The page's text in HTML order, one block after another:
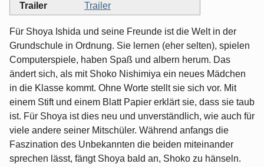
Trailer
Trailer
Für Shoya Ishida und seine Freunde ist die Welt in der
Grundschule in Ordnung. Sie lernen (eher selten), spielen
Computerspiele, haben Spaß und albern herum. Das
ändert sich, als mit Shoko Nishimiya ein neues Mädchen
in die Klasse kommt. Ohne Worte stellt sie sich vor. Mit
einem Stift und einem Blatt Papier erklärt sie, dass sie taub
ist. Für Shoya ist dies neu und unverständlich, wie auch für
viele andere seiner Mitschüler. Während anfangs die
Faszination des Unbekannten die beiden miteinander
sprechen lässt, fängt Shoya bald an, Shoko zu hänseln.